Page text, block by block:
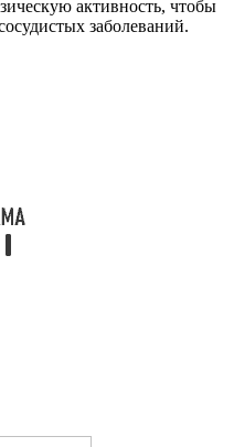
активность, чтобы
заболеваний.